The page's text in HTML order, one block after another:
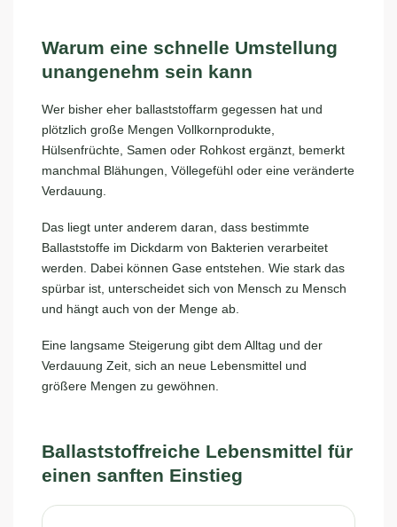
Warum eine schnelle Umstellung
unangenehm sein kann
Wer bisher eher ballaststoffarm gegessen hat und
plötzlich große Mengen Vollkornprodukte,
Hülsenfrüchte, Samen oder Rohkost ergänzt, bemerkt
manchmal Blähungen, Völlegefühl oder eine veränderte
Verdauung.
Das liegt unter anderem daran, dass bestimmte
Ballaststoffe im Dickdarm von Bakterien verarbeitet
werden. Dabei können Gase entstehen. Wie stark das
spürbar ist, unterscheidet sich von Mensch zu Mensch
und hängt auch von der Menge ab.
Eine langsame Steigerung gibt dem Alltag und der
Verdauung Zeit, sich an neue Lebensmittel und
größere Mengen zu gewöhnen.
Ballaststoffreiche Lebensmittel für
einen sanften Einstieg